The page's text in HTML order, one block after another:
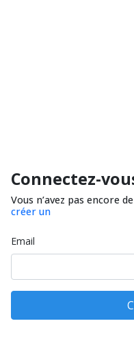
Connectez-
Vous n’avez pas encore
créer un
Email